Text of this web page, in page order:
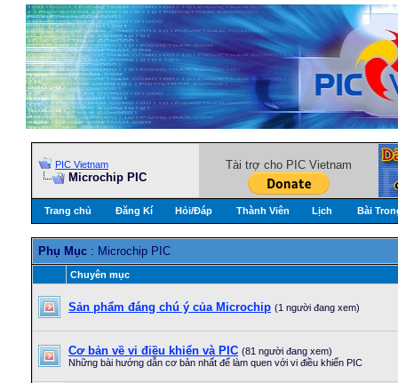
PIC Vietnam
Microchip PIC
Tài trợ cho PIC Vietnam
Trang chủ Đăng Kí Hỏi/Ðáp Thành Viên Lịch Bài
Phụ Mục : Microchip PIC
Chuyên mục
Sản phẩm đáng chú ý của Microchip (1 người đang xem)
Cơ bản về vi điều khiển và PIC (81 người đang xem)
Những bài hướng dẫn cơ bản nhất để làm quen với vi điều khiển PIC